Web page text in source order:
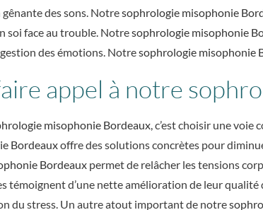
des sons. Notresophrologie misophonie
soi face au trouble. Notresophrologie misophonie
des émotions. Notresophrologie misophonie
appel à notre
misophonie Bordeaux, c’est choisir une
Bordeauxoffre des solutions concrètes pour
Bordeaux permet de relâcher les tensions
témoignent d’une nette amélioration de leur qualité
du stress. Un autre atout important de notre